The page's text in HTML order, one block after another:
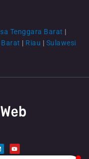
Tenggara Barat |
| Riau | Sulawesi
Y
o
u